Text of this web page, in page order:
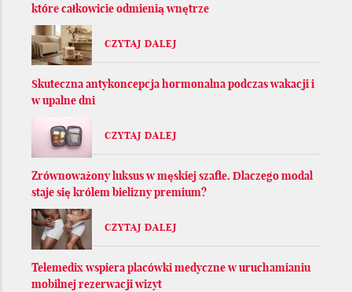
które całkowicie odmienią wnętrze
CZYTAJ DALEJ
Skuteczna antykoncepcja hormonalna podczas wakacji i
w upalne dni
CZYTAJ DALEJ
Zrównoważony luksus w męskiej szafie. Dlaczego modal
staje się królem bielizny premium?
CZYTAJ DALEJ
Telemedix wspiera placówki medyczne w uruchamianiu
mobilnej rezerwacji wizyt